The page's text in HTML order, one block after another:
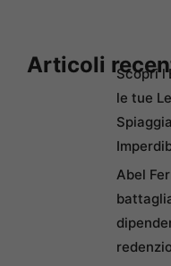
Articoli
Scopri
le tue
Abel